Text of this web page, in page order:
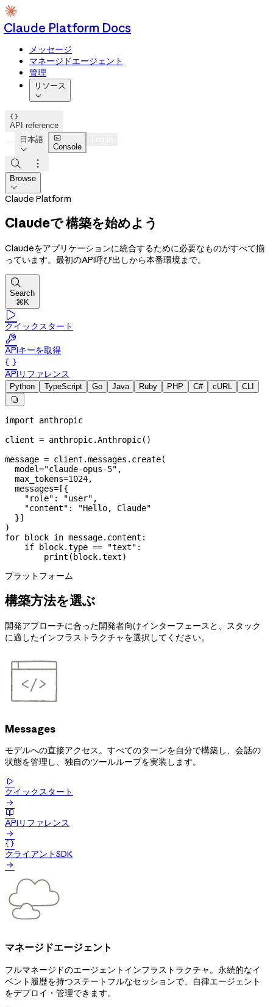
Claude Platform Docs
メッセージ
マネージドエージェント
管理
リソース


API reference
日本語


Console
 
Browse

Claude Platform
Claudeで 構築を始めよう
Claudeをアプリケーションに統合するために必要なものがすべて揃
っています。最初のAPI呼び出しから本番環境まで。

Search
⌘K

クイックスタート

APIキーを取得

APIリファレンス
Python TypeScript Go Java Ruby PHP C# cURL CLI

import anthropic
client = anthropic.Anthropic()
message = client.messages.create(
  model
="claude-opus-5" ,
  max_tokens
=1024,
  messages
= [{
    "role"
: "user" ,
    "content"
:
"Hello, Claude"
  }]
)
for block in message.content:
    if
block.type == "text" :
        print
(block.text)
プラットフォーム
構築方法を選ぶ
開発アプローチに合った開発者向けインターフェースと、スタック
に適したインフラストラクチャを選択してください。
Messages
モデルへの直接アクセス。すべてのターンを自分で構築し、会話の
状態を管理し、独自のツールループを実装します。

クイックスタート


APIリファレンス


クライアントSDK

マネージドエージェント
フルマネージドのエージェントインフラストラクチャ。永続的なイ
ベント履歴を持つステートフルなセッションで、自律エージェント
をデプロイ・管理できます。